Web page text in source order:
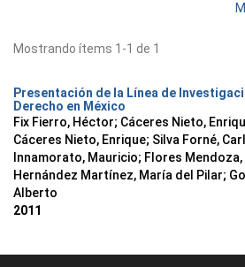
Mostrando ítems 1-1 de 1
Presentación de la Línea de
Derecho en México
Fix Fierro, Héctor; Cáceres Nieto,
Cáceres Nieto, Enrique; Silva Forné,
Innamorato, Mauricio; Flores Mendoza,
Hernández Martínez, María del Pilar;
Alberto
2011